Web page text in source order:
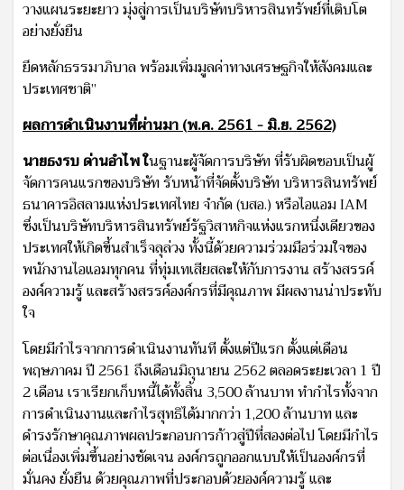
วางแผนระยะยาว มุ่งสู่การเป็นบริษัทบริหารสินทรัพย์ที่เติบโต
อย่างยั่งยืน
ยึดหลักธรรมาภิบาล พร้อมเพิ่มมูลค่าทางเศรษฐกิจให้สังคมและ
ประเทศชาติ”
ผลการดำเนินงานที่ผ่านมา (พ.ค. 2561 - มิ.ย. 2562)
นายธงรบ ด่านอำไพ ในฐานะผู้จัดการบริษัท ที่รับผิดชอบเป็นผู้
จัดการคนแรกของบริษัท รับหน้าที่จัดตั้งบริษัท บริหารสินทรัพย์
ธนาคารอิสลามแห่งประเทศไทย จำกัด (บสอ.) หรือไอแอม IAM
ซึ่งเป็นบริษัทบริหารสินทรัพย์รัฐวิสาหกิจแห่งแรกหนึ่งเดียวของ
ประเทศให้เกิดขึ้นสำเร็จลุล่วง ทั้งนี้ด้วยความร่วมมือร่วมใจของ
พนักงานไอแอมทุกคน ที่ทุ่มเทเสียสละให้กับการงาน สร้างสรรค์
องค์ความรู้ และสร้างสรรค์องค์กรที่มีคุณภาพ มีผลงานน่าประทับ
ใจ
โดยมีกำไรจากการดำเนินงานทันที ตั้งแต่ปีแรก ตั้งแต่เดือน
พฤษภาคม ปี 2561 ถึงเดือนมิถุนายน 2562 ตลอดระยะเวลา 1 ปี
2 เดือน เราเรียกเก็บหนี้ได้ทั้งสิ้น 3,500 ล้านบาท ทำกำไรทั้งจาก
การดำเนินงานและกำไรสุทธิได้มากกว่า 1,200 ล้านบาท และ
ดำรงรักษาคุณภาพผลประกอบการก้าวสู่ปีที่สองต่อไป โดยมีกำไร
ต่อเนื่องเพิ่มขึ้นอย่างชัดเจน องค์กรถูกออกแบบให้เป็นองค์กรที่
มั่นคง ยั่งยืน ด้วยคุณภาพที่ประกอบด้วยองค์ความรู้ และ